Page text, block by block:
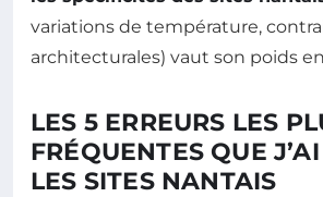
variations de température,
architecturales) vaut son poids
LES 5 ERREURS LES
FRÉQUENTES QUE
LES SITES NANTAIS